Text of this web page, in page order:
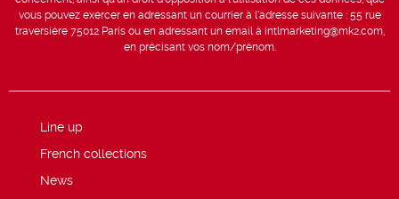
vous pouvez exercer en adressant un courrier à l’adresse suivante : 55 rue
traversière 75012 Paris ou en adressant un email à intlmarketing@mk2.com,
en précisant vos nom/prénom.
Line up
French collections
News